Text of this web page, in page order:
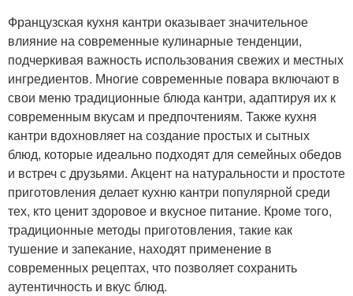
Французская кухня кантри оказывает значительное
влияние на современные кулинарные тенденции,
подчеркивая важность использования свежих и местных
ингредиентов. Многие современные повара включают в
свои меню традиционные блюда кантри, адаптируя их к
современным вкусам и предпочтениям. Также кухня
кантри вдохновляет на создание простых и сытных
блюд, которые идеально подходят для семейных обедов
и встреч с друзьями. Акцент на натуральности и простоте
приготовления делает кухню кантри популярной среди
тех, кто ценит здоровое и вкусное питание. Кроме того,
традиционные методы приготовления, такие как
тушение и запекание, находят применение в
современных рецептах, что позволяет сохранить
аутентичность и вкус блюд.